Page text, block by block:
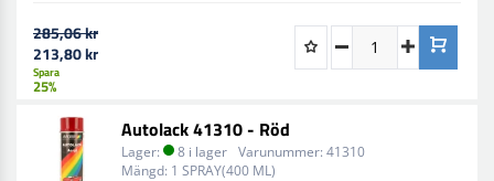
285,06 kr
213,80 kr
Spara
25%
Autolack 41310 - Röd
Lager: 8 i lager Varunummer: 41310
Mängd: 1 SPRAY(400 ML)